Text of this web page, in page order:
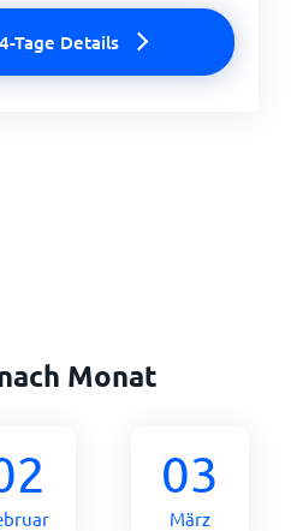
Tage Details
Monat
03
März